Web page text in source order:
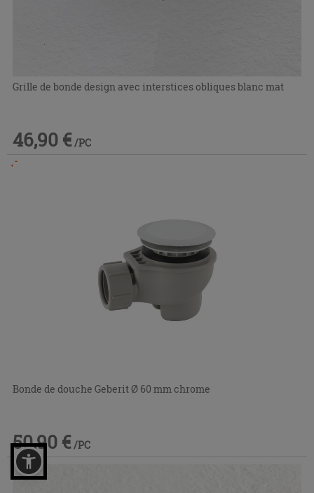
Grille de bonde design avec interstices obliques blanc mat
46,90 € /PC
Bonde de douche Geberit Ø 60 mm chrome
50,90 € /PC
Commandable en magasin ou via le service client